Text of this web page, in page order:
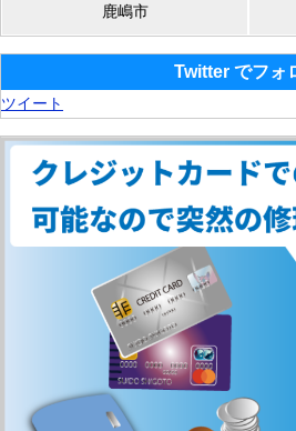
鹿嶋市
Twitter でフォ
ツイート